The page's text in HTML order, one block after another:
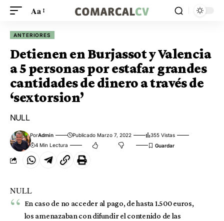
Aa
ANTERIORES
Detienen en Burjassot y Valencia
a 5 personas por estafar grandes
cantidades de dinero a través de
‘sextorsion’
NULL
PorAdmin Publicado Marzo 7, 2022
355 Vistas
4 Min Lectura
NULL
En caso de no acceder al pago, de hasta 1.500 euros,
los amenazaban con difundir el contenido de las